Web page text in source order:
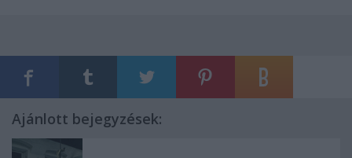
Ajánlott bejegyzések: